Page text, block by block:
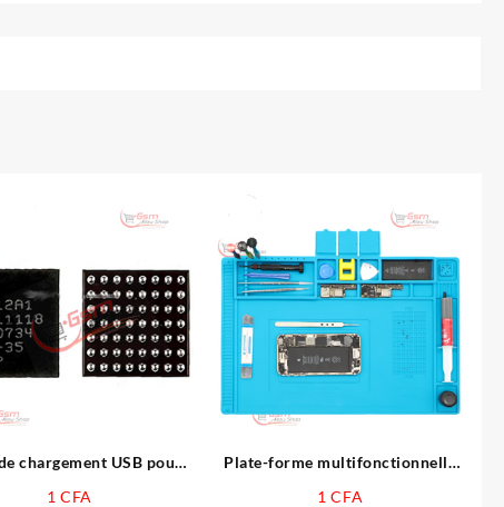
chargement USB pour
1 CFA
Plate-forme multifonctionnelle
1CFA